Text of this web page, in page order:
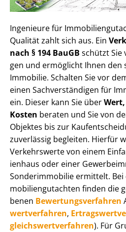
Ingenieure für
Qualität zahlt sich aus. Ein
nach § 194 BauGB schützt
gen und ermöglicht Ihnen den
Immobilie. Schalten Sie vor
einen Sach­ver­stän­di­gen für
ein. Dieser kann Sie über
Kosten beraten und Sie von
Objektes bis zur
zuverlässig begleiten. Hierfür
Verkehrswerte von einem
i­en­haus oder einer
Sonderimmobilie ermittelt.
mo­bi­li­en­gut­ach­ten finden die
be­nen Be­wer­tungs­ver­fah­ren
wert­ver­fah­ren,
gleichs­wert­ver­fah­ren). Für